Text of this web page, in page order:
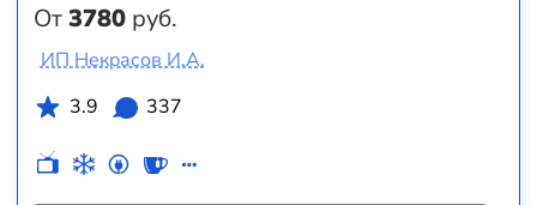
От3780 руб.
ИП Некрасов И.А.
3.9
337